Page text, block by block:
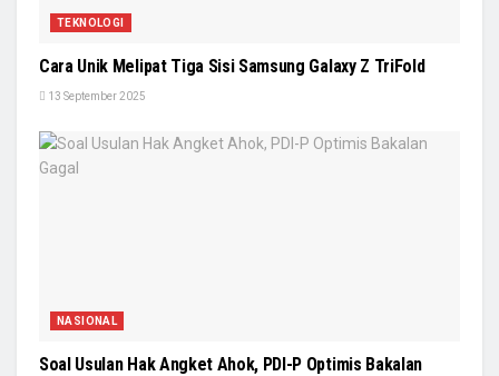
TEKNOLOGI
Cara Unik Melipat Tiga Sisi Samsung Galaxy Z TriFold
13 September 2025
NASIONAL
Soal Usulan Hak Angket Ahok, PDI-P Optimis Bakalan